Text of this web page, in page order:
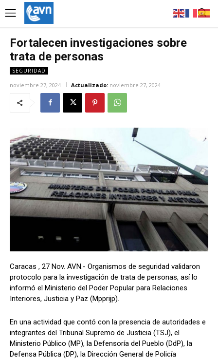
Fortalecen investigaciones sobre
trata de personas
SEGURIDAD
noviembre 27, 2024 Actualizado: noviembre 27, 2024
Caracas , 27 Nov. AVN.- Organismos de seguridad validaron
protocolo para la investigación de trata de personas, así lo
informó el Ministerio del Poder Popular para Relaciones
Interiores, Justicia y Paz (Mpprijp).
En una actividad que contó con la presencia de autoridades e
integrantes del Tribunal Supremo de Justicia (TSJ), el
Ministerio Público (MP), la Defensoría del Pueblo (DdP), la
Defensa Pública (DP), la Dirección General de Policía